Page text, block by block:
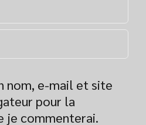
nom, e-mail et site
pour la
je commenterai.